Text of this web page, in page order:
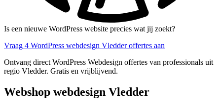
Is een nieuwe WordPress website precies wat jij zoekt?
Vraag 4 WordPress webdesign Vledder offertes aan
Ontvang direct WordPress Webdesign offertes van professionals uit
regio Vledder. Gratis en vrijblijvend.
Webshop webdesign Vledder